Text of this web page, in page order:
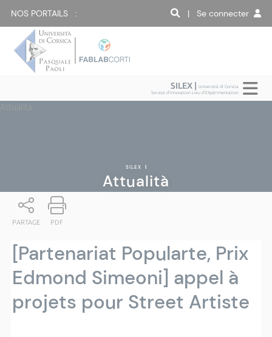
NOS PORTAILS : | Se connecter
SILEX |Università di Corsica
Service d'Innovation Lieu d'EXpérimentation
Attualità
SILEX |
Attualità
PARTAGE PDF
[Partenariat Popularte, Prix
Edmond Simeoni] appel à
projets pour Street Artiste